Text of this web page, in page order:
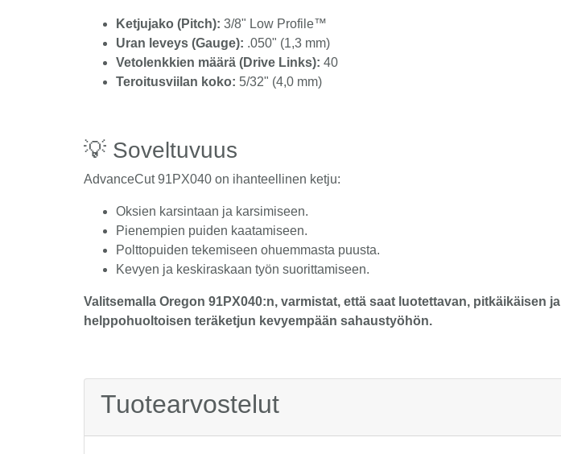
Ketjujako (Pitch): 3/8" Low Profile™
Uran leveys (Gauge): .050" (1,3 mm)
Vetolenkkien määrä (Drive Links): 40
Teroitusviilan koko: 5/32" (4,0 mm)
💡 Soveltuvuus
AdvanceCut 91PX040 on ihanteellinen ketju:
Oksien karsintaan ja karsimiseen.
Pienempien puiden kaatamiseen.
Polttopuiden tekemiseen ohuemmasta puusta.
Kevyen ja keskiraskaan työn suorittamiseen.
Valitsemalla Oregon 91PX040:n, varmistat, että saat luotettavan, pitkäikäisen ja
helppohuoltoisen teräketjun kevyempään sahaustyöhön.
Tuotearvostelut